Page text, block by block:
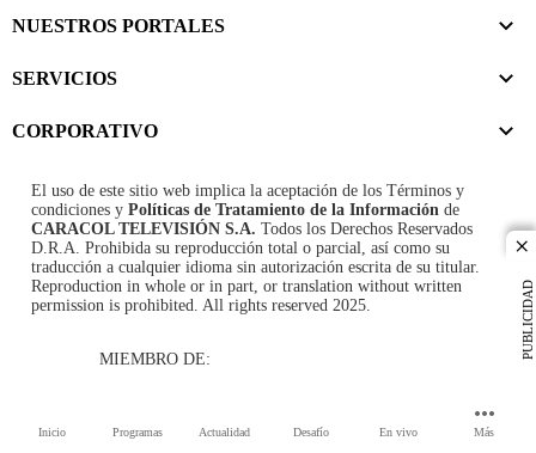
Inicio Programas Actualidad Desafío En vivo Más
PUBLICIDAD
NUESTROS PORTALES
SERVICIOS
CORPORATIVO
El uso de este sitio web implica la aceptación de los Términos y
condiciones y Políticas de Tratamiento de la Información de
CARACOL TELEVISIÓN S.A. Todos los Derechos Reservados
D.R.A. Prohibida su reproducción total o parcial, así como su
traducción a cualquier idioma sin autorización escrita de su titular.
Reproduction in whole or in part, or translation without written
permission is prohibited. All rights reserved 2025.
MIEMBRO DE: